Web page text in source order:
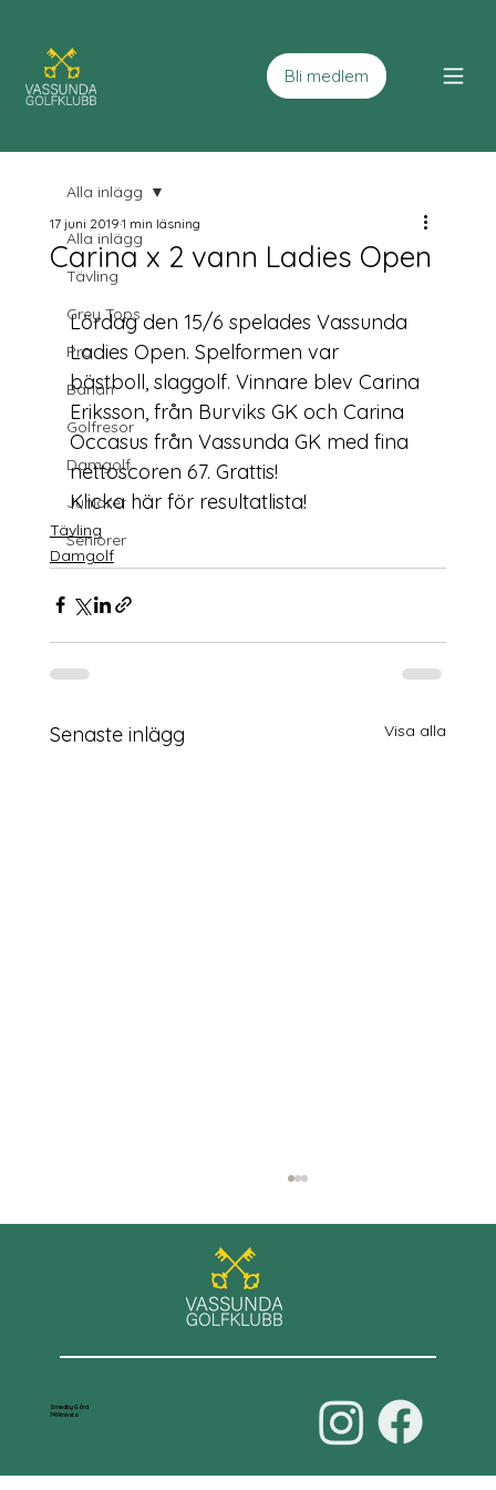
Bli medlem
Alla inlägg
Tävling
Grey Tops
Pro
Banan
Golfresor
Damgolf
Juniorer
Seniorer
Alla inlägg
Carina x 2 vann Ladies Open
17 juni 20191 min läsning
Lördag den 15/6 spelades Vassunda
Ladies Open. Spelformen var
bästboll, slaggolf. Vinnare blev Carina
Eriksson, från Burviks GK och Carina
Occasus från Vassunda GK med fina
nettoscoren 67. Grattis!
Klicka här för resultatlista!
Tävling
Damgolf
Senaste inlägg Visa alla
Smedby Gård
741 Knivsta